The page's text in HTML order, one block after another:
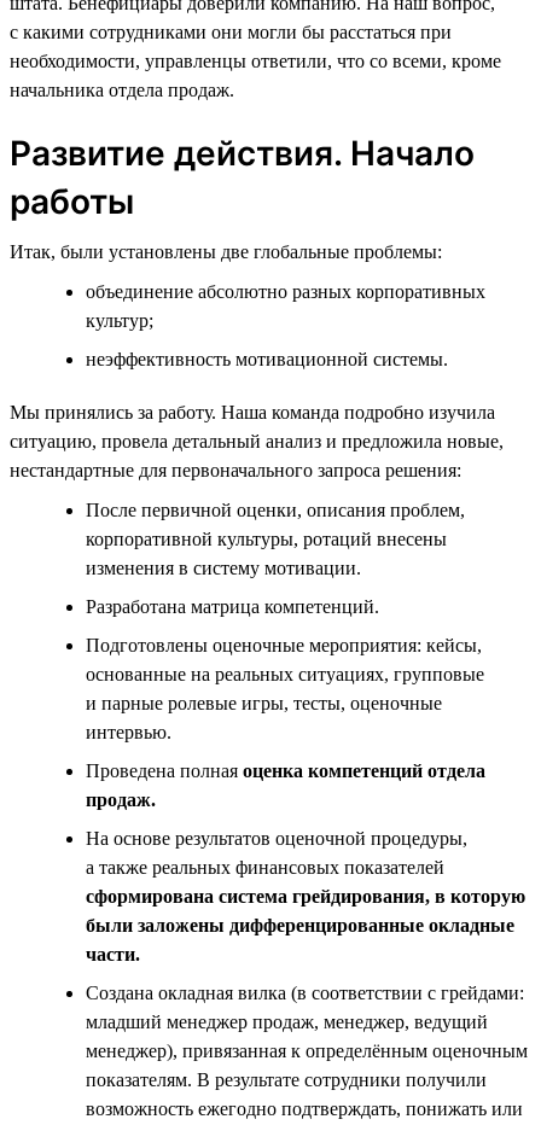
с какими сотрудниками они могли бы расстаться при
необходимости, управленцы ответили, что со всеми, кроме
начальника отдела продаж.
Развитие действия. Начало
работы
Итак, были установлены две глобальные проблемы:
объединение абсолютно разных корпоративных
культур;
неэффективность мотивационной системы.
Мы принялись за работу. Наша команда подробно изучила
ситуацию, провела детальный анализ и предложила новые,
нестандартные для первоначального запроса решения:
После первичной оценки, описания проблем,
корпоративной культуры, ротаций внесены
изменения в систему мотивации.
Разработана матрица компетенций.
Подготовлены оценочные мероприятия: кейсы,
основанные на реальных ситуациях, групповые
и парные ролевые игры, тесты, оценочные
интервью.
Проведена полная оценка компетенций отдела
продаж.
На основе результатов оценочной процедуры,
а также реальных финансовых показателей
сформирована система грейдирования, в которую
были заложены дифференцированные окладные
части.
Создана окладная вилка (в соответствии с грейдами:
младший менеджер продаж, менеджер, ведущий
менеджер), привязанная к определённым оценочным
показателям. В результате сотрудники получили
возможность ежегодно подтверждать, понижать или